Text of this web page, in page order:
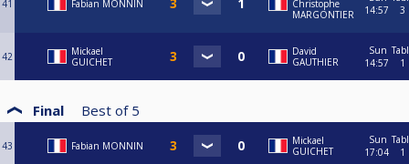
41 Fabian MONNIN
Christophe
MARGONTIER
14:57
3
42
Mickael
GUICHET
David
GAUTHIER
Sun
14:57
1
Final Best of 5
43 Fabian MONNIN
Mickael
GUICHET
Sun
17:04
1